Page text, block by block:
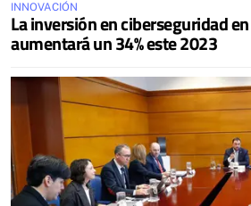
INNOVACIÓN
La inversión en ciberseguridad
aumentará un 34% este 2023